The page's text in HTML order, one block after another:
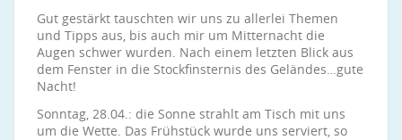
Gut gestärkt tauschten wir uns zu allerlei Themen
und Tipps aus, bis auch mir um Mitternacht die
Augen schwer wurden. Nach einem letzten Blick aus
dem Fenster in die Stockfinsternis des Geländes…gute
Nacht!
Sonntag, 28.04.: die Sonne strahlt am Tisch mit uns
um die Wette. Das Frühstück wurde uns serviert, so